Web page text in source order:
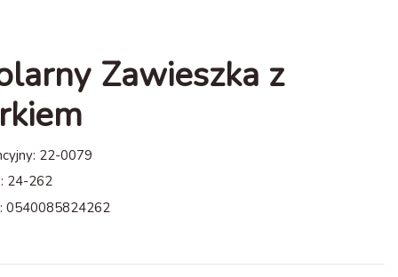
Zawieszka z
22-0079
24-262
0540085824262